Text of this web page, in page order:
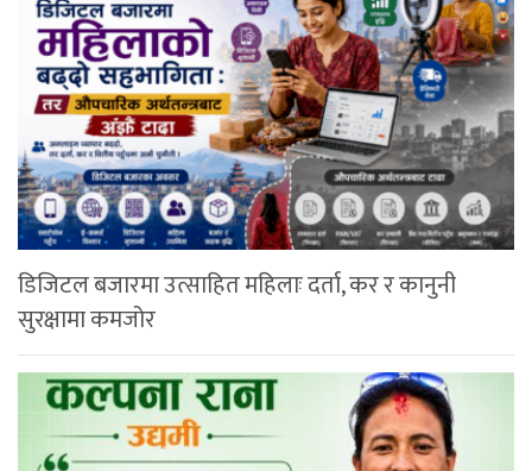
डिजिटल बजारमा उत्साहित महिलाः दर्ता, कर र कानुनी
सुरक्षामा कमजोर